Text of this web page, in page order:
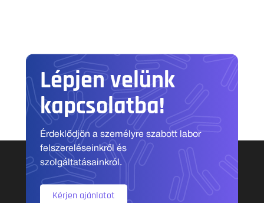
Lépjen velünk
kapcsolatba!
Érdeklődjön a személyre szabott labor
felszereléseinkről és
szolgáltatásainkról.
Kérjen ajánlatot